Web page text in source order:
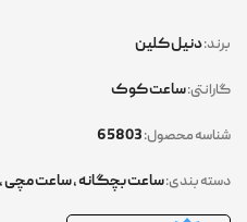
برند:دنیل کلین
گارانتی:ساعت کوک
شناسه محصول:
دسته بندی:ساعت بچگانه,ساعت مچی,